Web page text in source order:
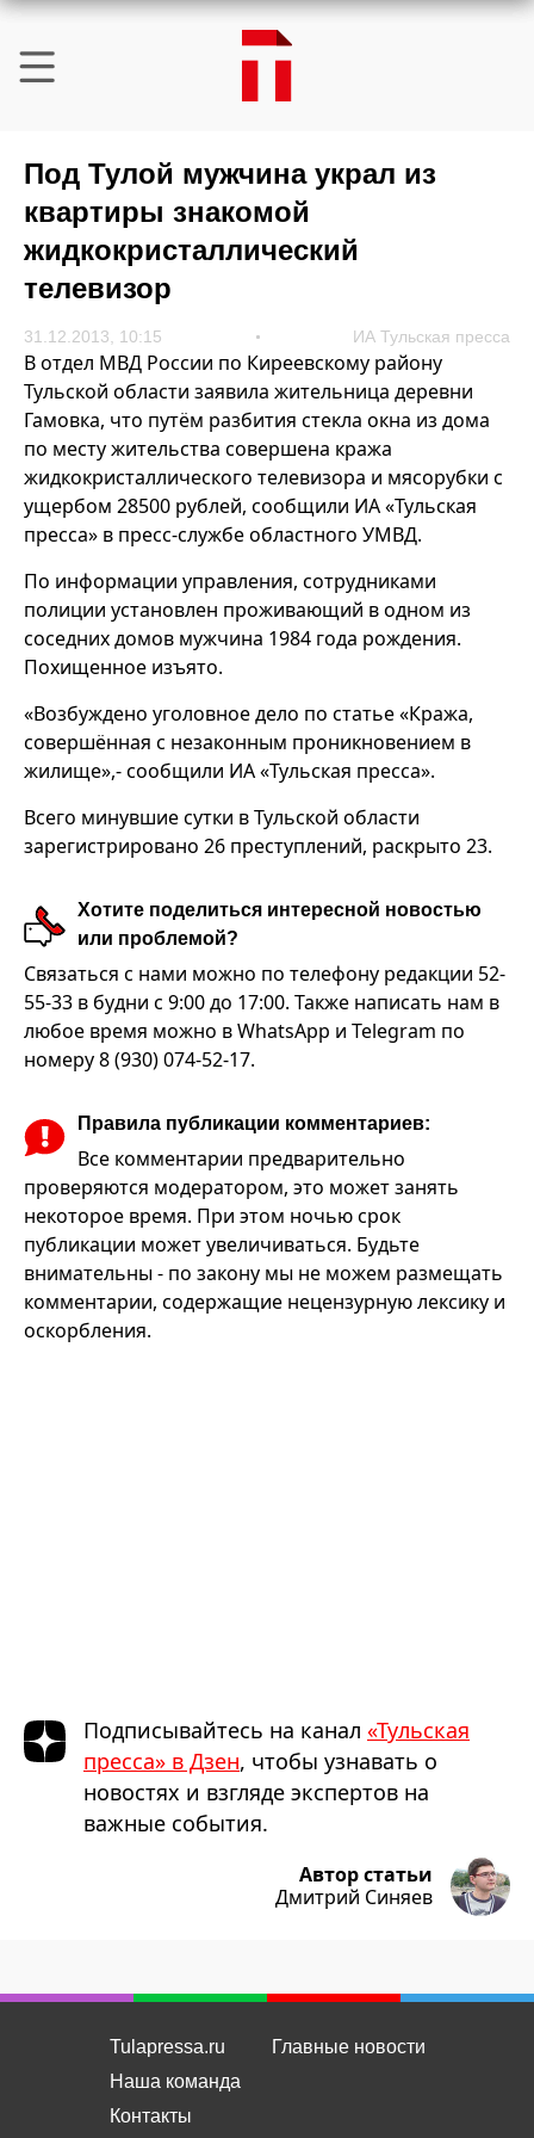
Под Тулой мужчина украл из
квартиры знакомой
жидкокристаллический
телевизор
31.12.2013, 10:15 ИА Тульская пресса
В отдел МВД России по Киреевскому району
Тульской области заявила жительница деревни
Гамовка, что путём разбития стекла окна из дома
по месту жительства совершена кража
жидкокристаллического телевизора и мясорубки с
ущербом 28500 рублей, сообщили ИА «Тульская
пресса» в пресс-службе областного УМВД.
По информации управления, сотрудниками
полиции установлен проживающий в одном из
соседних домов мужчина 1984 года рождения.
Похищенное изъято.
«Возбуждено уголовное дело по статье «Кража,
совершённая с незаконным проникновением в
жилище»,- сообщили ИА «Тульская пресса».
Всего минувшие сутки в Тульской области
зарегистрировано 26 преступлений, раскрыто 23.
Хотите поделиться интересной новостью
или проблемой?
Связаться с нами можно по телефону редакции 52-
55-33 в будни с 9:00 до 17:00. Также написать нам в
любое время можно в WhatsApp и Telegram по
номеру 8 (930) 074-52-17.
Правила публикации комментариев:
Все комментарии предварительно
проверяются модератором, это может занять
некоторое время. При этом ночью срок
публикации может увеличиваться. Будьте
внимательны - по закону мы не можем размещать
комментарии, содержащие нецензурную лексику и
оскорбления.
Подписывайтесь на канал «Тульская
пресса» в Дзен, чтобы узнавать о
новостях и взгляде экспертов на
важные события.
Автор статьи
Дмитрий Синяев
Tulapressa.ru
Наша команда
Контакты
Главные новости